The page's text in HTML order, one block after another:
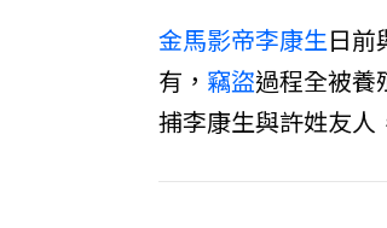
金馬影帝李康生日前
有， 竊盜過程全被養
捕李康生與許姓友人